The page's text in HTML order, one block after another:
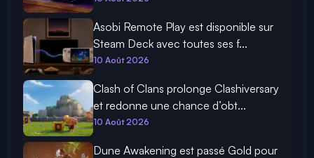
Asobi Remote Play est disponible sur
Steam Deck avec toutes ses f...
10 Août 2026
Clash of Clans prolonge Clashiversary
et redonne une chance d’obt...
10 Août 2026
Dune Awakening est passé Gold pour